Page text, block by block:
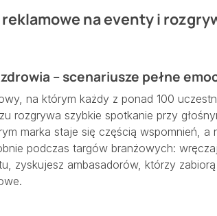
na eventy i
– scenariusze pełne
na którym każdy z ponad 100
rozgrywa szybkie spotkanie przy
marka staje się częścią wspomnień, a
podczas targów branżowych:
zyskujesz ambasadorów, którzy